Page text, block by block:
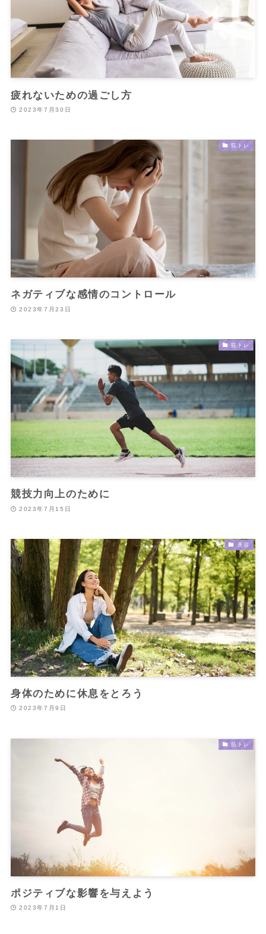
疲れないための過ごし方
2023年7月30日
筋トレ
ネガティブな感情のコントロール
2023年7月23日
筋トレ
競技力向上のために
2023年7月15日
美容
身体のために休息をとろう
2023年7月9日
筋トレ
ポジティブな影響を与えよう
2023年7月1日